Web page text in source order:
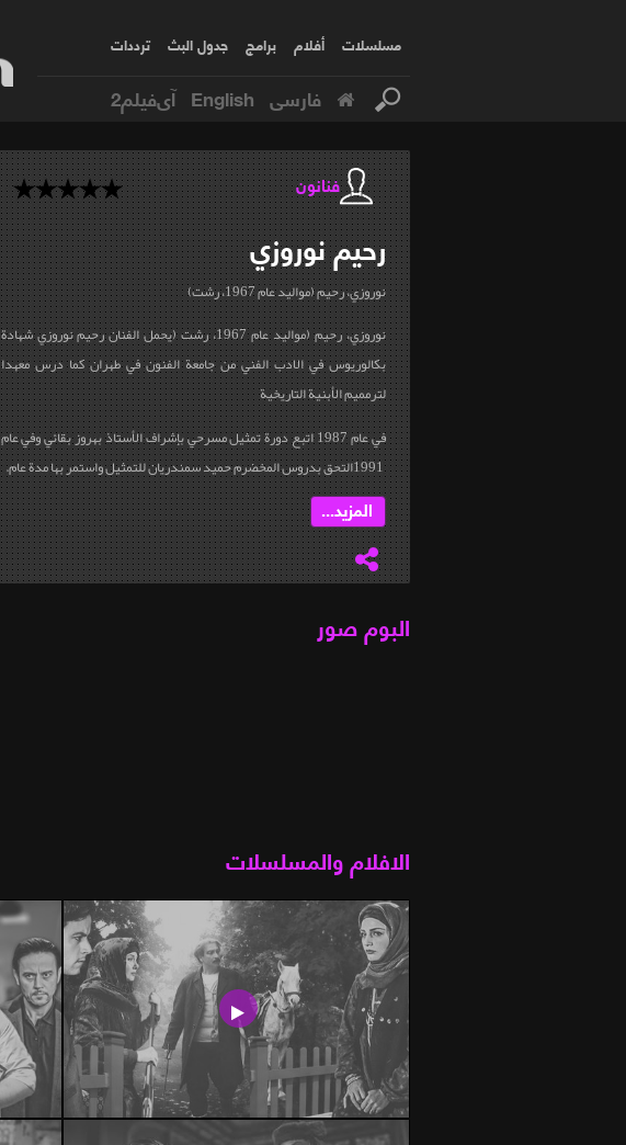
مسلسلات أفلام برامج جدول البث ترددات
فارسی English آی‌فیلم2
فنانون
رحيمنوروزي
نوروزي، رحيم (مواليد عام 1967، رشت)
نوروزي، رحيم (مواليد عام 1967، رشت
)يحمل الفنان رحيم نوروزي شهادة
بكالوريوس في الادب الفني من جامعة الفنون في طهران كما درس معهدا
لترمميم الأبنية التاريخية
في عام 1987 اتبع دورة تمثيل مسرحي بإشراف الأستاذ بهروز بقائي وفي عام
1991التحق بدروس المخضرم حميد سمندريان للتمثيل واستمر بها مدة عام.
...المزيد...
البوم صور
الافلام والمسلسلات